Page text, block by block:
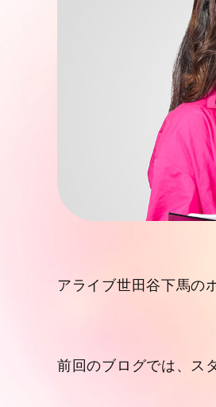
アライブ世田谷下馬の
前回のブログでは、ス